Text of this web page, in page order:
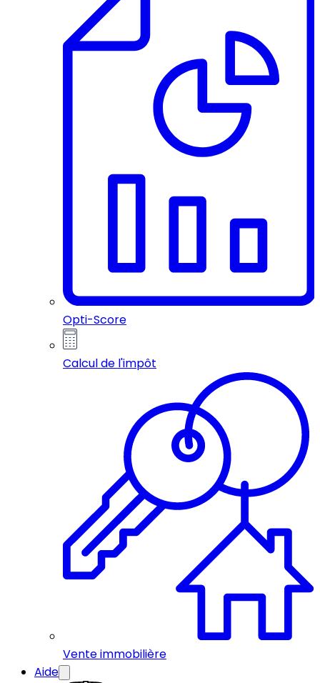
Opti-Score
Calcul de l'impôt
Vente immobilière
Aide